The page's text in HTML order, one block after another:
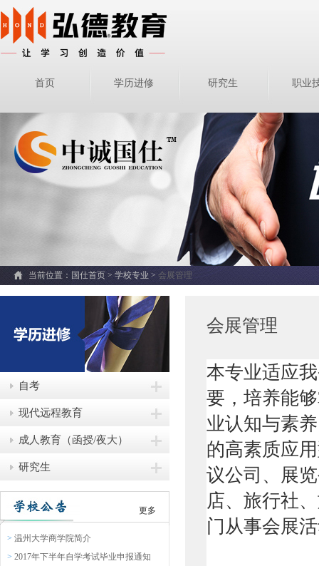
首页 学历进修 研究生 职业
当前位置： 国仕首页 > 学校专业 >会展管理
自考
现代远程教育
成人教育（函授/夜大）
研究生
更多
> 温州大学商学院简介
> 2017年下半年自学考试毕业申报通知
会展管理
本专业适应
要，培养能
业认知与素
的高素质应
议公司、展
店、旅行社
门从事会展